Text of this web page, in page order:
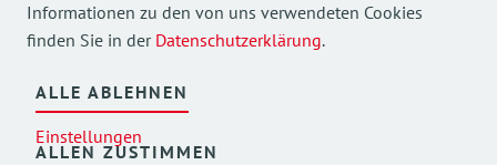
Informationen zu den von uns verwendeten Cookies
finden Sie in der Datenschutzerklärung.
ALLE ABLEHNEN
Einstellungen
ALLEN ZUSTIMMEN
Mehr Einblicke in unsere Arbeit finden Sie auch auf
unseren Social Media Kanälen.